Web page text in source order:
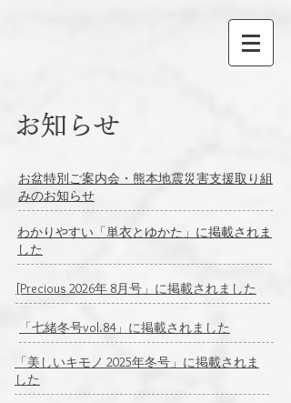
お知らせ
​お盆特別ご案内会・熊本地震災害支援取り組
みのお知らせ
​わかりやすい「単衣とゆかた」に掲載されま
した
[Precious 2026年 8月号」に掲載されました
​「七緒冬号vol.84」に掲載されました
「美しいキモノ 2025年冬号」に掲載されま
した